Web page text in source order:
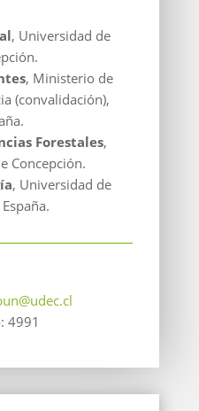
, Universidad de
, Ministerio de
(convalidación),
Forestales,
Concepción.
, Universidad de
4991